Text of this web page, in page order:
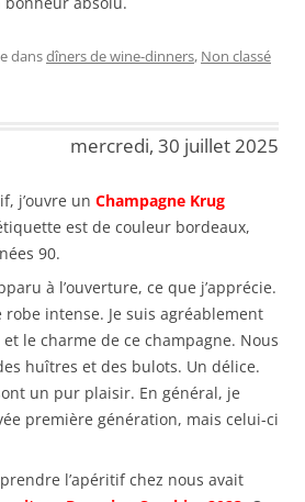
dansdîners de wine-dinners, Non classé
mercredi, 30 juillet 2025
j’ouvre un Champagne Krug
est de couleur bordeaux,
90.
à l’ouverture, ce que j’apprécie.
intense. Je suis agréablement
le charme de ce champagne. Nous
huîtres et des bulots. Un délice.
un pur plaisir. En général, je
première génération, mais celui-ci
l’apéritif chez nous avait